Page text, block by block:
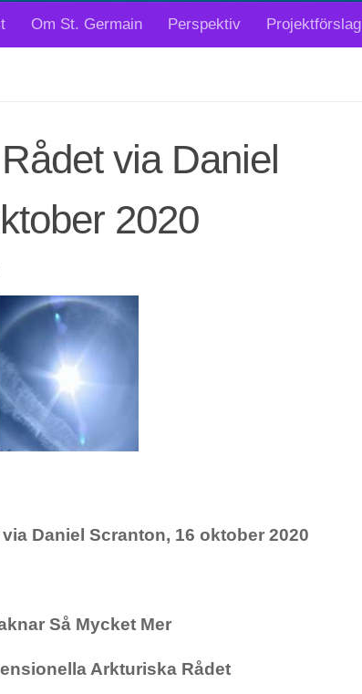
Om St. Germain Perspektiv Projektförslag
via Daniel
2020
Daniel Scranton, 16 oktober 2020
Så Mycket Mer
Arkturiska Rådet